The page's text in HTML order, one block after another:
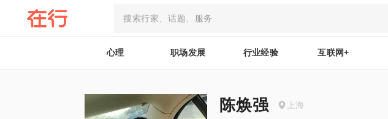
心理 职场发展 行业经验 互联网+
陈焕强 上海